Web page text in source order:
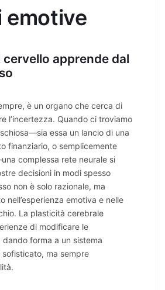
emotive
apprende dal
è un organo che cerca di
l’incertezza. Quando ci troviamo
essa un lancio di una
finanziario, o semplicemente
complessa rete neurale si
decisioni in modi spesso
non è solo razionale, ma
nell’esperienza emotiva e nelle
La plasticità cerebrale
di modificare le
forma a un sistema
ma sempre